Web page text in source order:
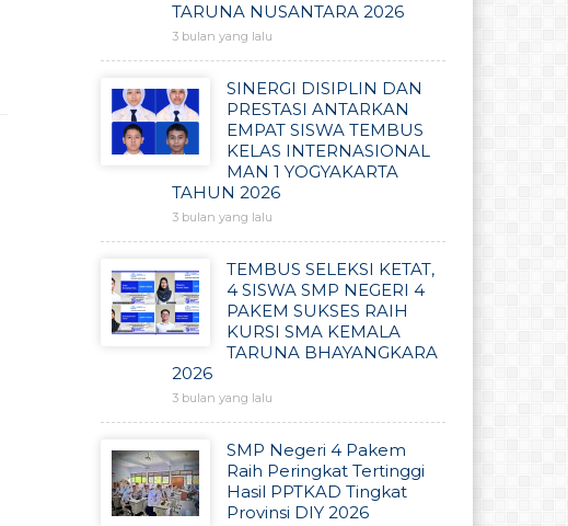
TARUNA NUSANTARA 2026
3 bulan yang lalu
SINERGI DISIPLIN DAN
PRESTASI ANTARKAN
EMPAT SISWA TEMBUS
KELAS INTERNASIONAL
MAN 1 YOGYAKARTA
TAHUN 2026
3 bulan yang lalu
TEMBUS SELEKSI KETAT,
4 SISWA SMP NEGERI 4
PAKEM SUKSES RAIH
KURSI SMA KEMALA
TARUNA BHAYANGKARA
2026
3 bulan yang lalu
SMP Negeri 4 Pakem
Raih Peringkat Tertinggi
Hasil PPTKAD Tingkat
Provinsi DIY 2026